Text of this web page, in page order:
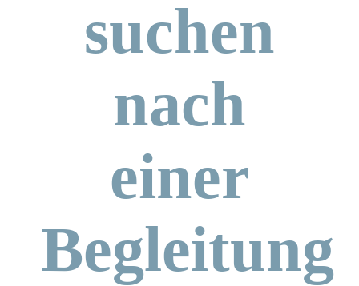
suchen
nach
einer
Begleitung